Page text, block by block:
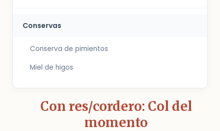
Conservas
Conserva de pimientos
Miel de higos
Con res/cordero: Col del
momento